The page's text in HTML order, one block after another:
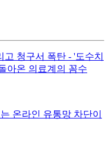
청구서 폭탄 - '도수치
아온 의료계의 꼼수
온라인 유통망 차단이